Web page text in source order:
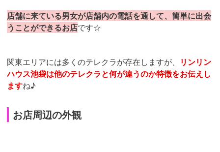
店舗に来ている男女が店舗内の電話を通して、簡単に出会
うことができるお店です☆
関東エリアには多くのテレクラが存在しますが、
リンリン
ハウス池袋は他のテレクラと何が違うのか特徴をお伝えし
ますね♪
お店周辺の外観